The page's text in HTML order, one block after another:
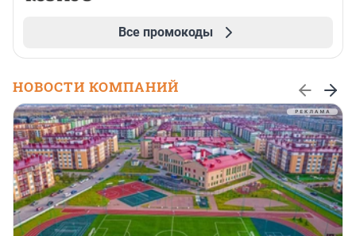
Все промокоды
НОВОСТИ КОМПАНИЙ